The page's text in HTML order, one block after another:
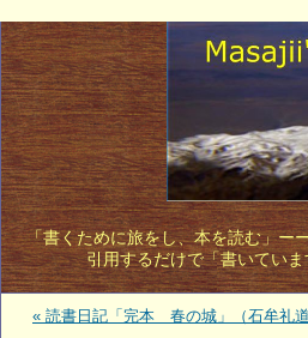
「書くために旅をし、本を読む」ー
引用するだけで「書いてい
« 読書日記「完本 春の城」（石牟礼